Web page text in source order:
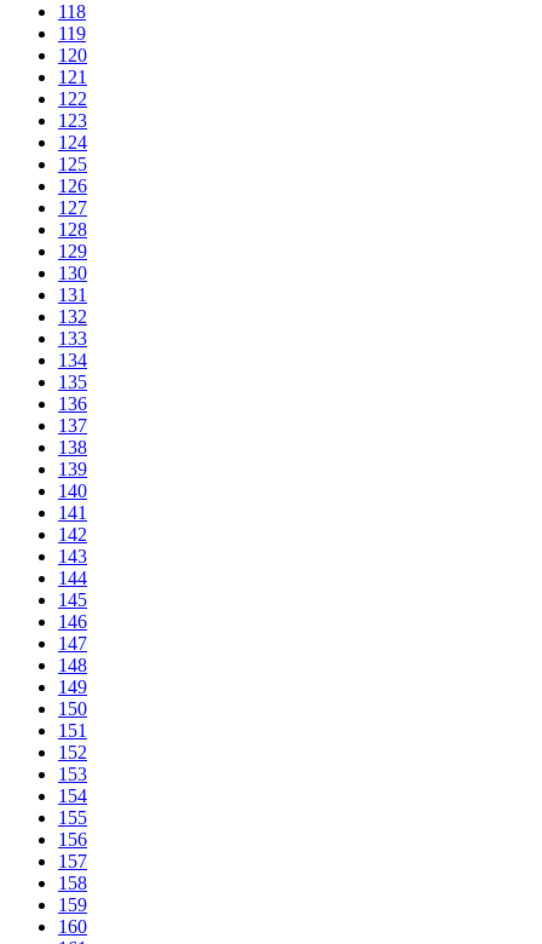
118
119
120
121
122
123
124
125
126
127
128
129
130
131
132
133
134
135
136
137
138
139
140
141
142
143
144
145
146
147
148
149
150
151
152
153
154
155
156
157
158
159
160